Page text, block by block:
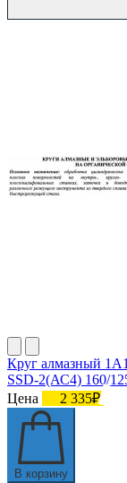
Круг алмазный
SSD-2(АС4) 160/
Цена
2 335₽
В корзину